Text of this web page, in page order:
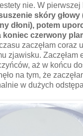
nie. W pierwszej
skóry głowy
dłoni), potem
koniec czerwony
zaczęłam coraz
zjawisku. Zaczęłam
aż w końcu
na tym, że
w dużych